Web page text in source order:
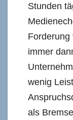
Stunden
Forderung
immer
wenig
als